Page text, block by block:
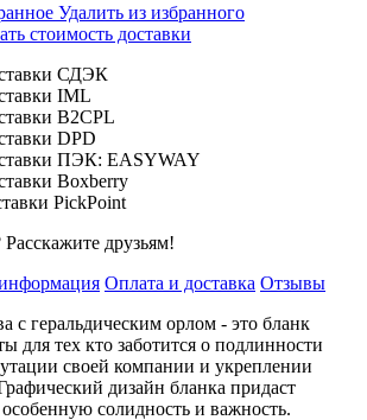
Удалить из избранного
стоимость доставки
друзьям!
Оплата и доставка Отзывы
с геральдическим орлом - это бланк
для тех кто заботится о подлинности
своей компании и укреплении
дизайн бланка придаст
солидность и важность.